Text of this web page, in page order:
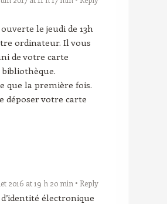
le jeudi de 13h
ordinateur. Il vous
de votre carte
que la première fois.
déposer votre carte
2016 at 19 h 20 min Reply
électronique